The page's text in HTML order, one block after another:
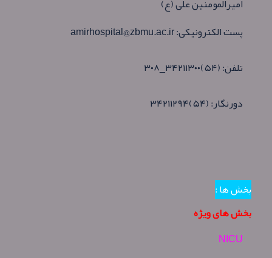
امیرالمومنین علی (ع)
پست الکترونیکی:amirhospital@zbmu.ac.ir
تلفن:(۵۴)۳۴۲۱۱۳۰۰_۳۰۸
دورنگار:(۵۴)۳۴۲۱۱۲۹۴
بخش ها :
بخش های ویژه
NICU